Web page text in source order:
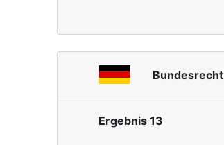
Bundesrecht
Ergebnis 13